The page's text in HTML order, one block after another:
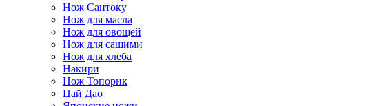
Нож Сантоку
Нож для масла
Нож для овощей
Нож для сашими
Нож для хлеба
Накири
Нож Топорик
Цай Дао